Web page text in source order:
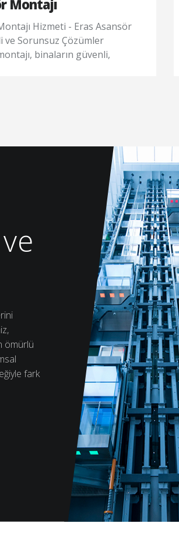
Montajı
Hizmeti - Eras Asansör
ve Sorunsuz Çözümler
binaların güvenli,
ömürlü
fark